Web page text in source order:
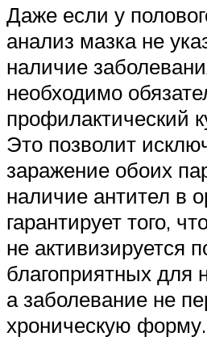
Даже если у
анализ мазка не
наличие
необходимо
профилактический
Это позволит
заражение обоих
наличие антител в
гарантирует того,
не активизируется
благоприятных для
а заболевание не
хроническую форму.